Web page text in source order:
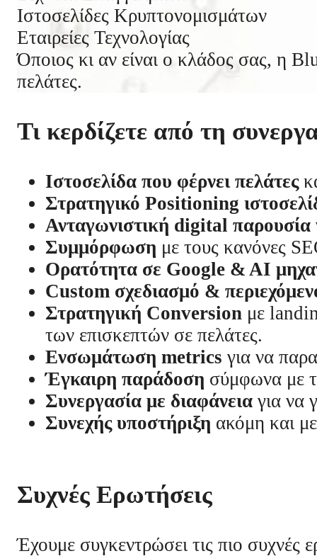
Ιστοσελίδες Κρυπτονομισμάτων
Εταιρείες Τεχνολογίας
Όποιος κι αν είναι ο κλάδος σας, η
πελάτες.
Τι κερδίζετε από τη
Ιστοσελίδα που φέρνει πελάτες
Στρατηγικό Positioning
Ανταγωνιστική digital παρουσία
Συμμόρφωση με τους κανόνες
Ορατότητα σε Google & AI
Custom σχεδιασμό &
Στρατηγική Conversion με
των επισκεπτών σε πελάτες.
Ενσωμάτωση metrics για να
Έγκαιρη παράδοση σύμφωνα με
Συνεργασία με διαφάνεια για να
Συνεχής υποστήριξη ακόμη και
Συχνές Ερωτήσεις
Έχουμε συγκεντρώσει τις πιο συχνές